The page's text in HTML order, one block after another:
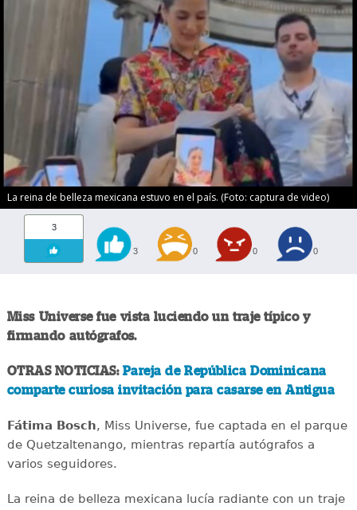
La reina de belleza mexicana estuvo en el país. (Foto: captura de video)
3
3 0 0 0
Miss Universe fue vista luciendo un traje típico y
firmando autógrafos.
OTRAS NOTICIAS: Pareja de República Dominicana
comparte curiosa invitación para casarse en Antigua
Fátima Bosch, Miss Universe, fue captada en el parque
de Quetzaltenango, mientras repartía autógrafos a
varios seguidores.
La reina de belleza mexicana lucía radiante con un traje